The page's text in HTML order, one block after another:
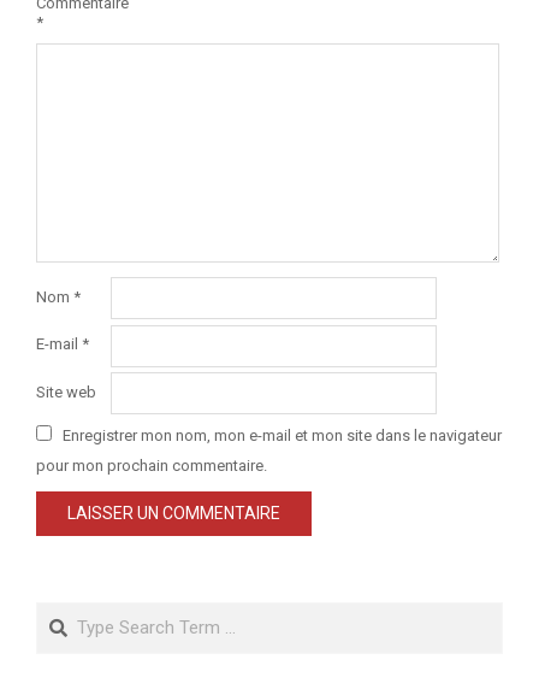
*
Nom *
E-mail *
Site web
Enregistrer mon nom, mon e-mail et mon site dans le navigateur
pour mon prochain commentaire.
Search